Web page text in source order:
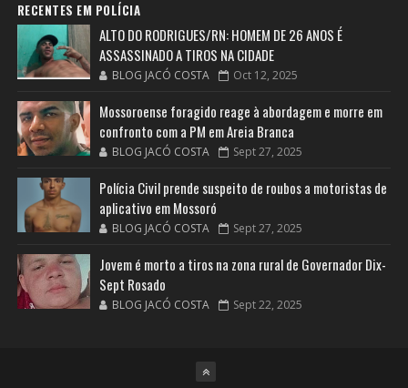
RECENTES EM POLÍCIA
ALTO DO RODRIGUES/RN: HOMEM DE 26 ANOS É
ASSASSINADO A TIROS NA CIDADE
BLOG JACÓ COSTA Oct 12, 2025
Mossoroense foragido reage à abordagem e morre em
confronto com a PM em Areia Branca
BLOG JACÓ COSTA Sept 27, 2025
Polícia Civil prende suspeito de roubos a motoristas de
aplicativo em Mossoró
BLOG JACÓ COSTA Sept 27, 2025
Jovem é morto a tiros na zona rural de Governador Dix-
Sept Rosado
BLOG JACÓ COSTA Sept 22, 2025